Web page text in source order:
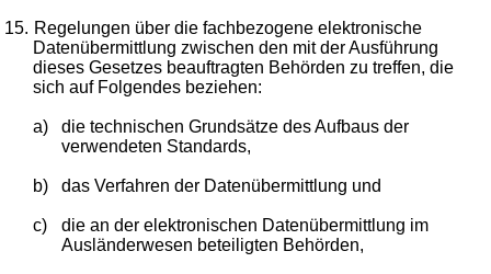
15. Regelungen über die fachbezogene elektronische
Datenübermittlung zwischen den mit der Ausführung
dieses Gesetzes beauftragten Behörden zu treffen, die
sich auf Folgendes beziehen:
a)
die technischen Grundsätze des Aufbaus der
verwendeten Standards,
b) das Verfahren der Datenübermittlung und
c)
die an der elektronischen Datenübermittlung im
Ausländerwesen beteiligten Behörden,